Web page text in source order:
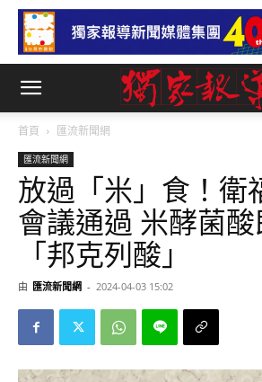
首頁 匯流新聞網
匯流新聞網
放過「米」食！衛
會議通過 米酵菌
「邦克列酸」
由 匯流新聞網 - 2024-04-03 15:02